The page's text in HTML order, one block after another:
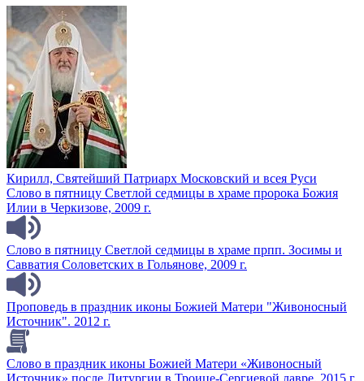
Кирилл, Святейший Патриарх Московский и всея Руси
Слово в пятницу Светлой седмицы в храме пророка Божия
Илии в Черкизове, 2009 г.
Слово в пятницу Светлой седмицы в храме прпп. Зосимы и
Савватия Соловетских в Гольянове, 2009 г.
Проповедь в праздник иконы Божией Матери "Живоносный
Источник". 2012 г.
Слово в праздник иконы Божией Матери «Живоносный
Источник» после Литургии в Троице-Сергиевой лавре. 2015 г.